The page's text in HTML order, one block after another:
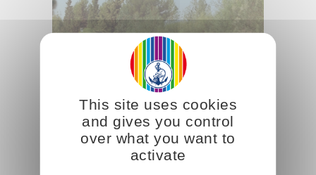
This site uses cookies
and gives you control
over what you want to
activate